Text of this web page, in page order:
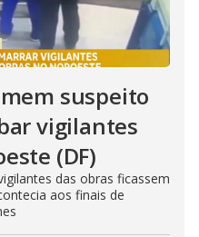
suspeito
vigilantes
(DF)
das obras ficassem
aos finais de